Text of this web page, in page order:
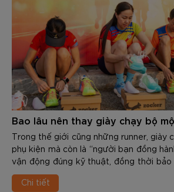
Bao lâu nên thay giày chạy bộ
Trong thế giới cũng những runner, giày
phụ kiện mà còn là “người bạn đồng
vận động đúng kỹ thuật, đồng thời bảo
cổ chân, khớp hàng và cột sống. Tuy
đều có độ bền và tuổi thọ nhất định.
Chi tiết